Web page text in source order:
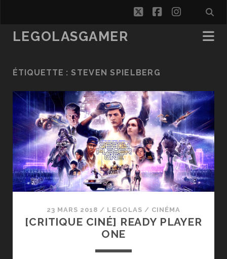
twitterfacebook
LEGOLASGAMER
ÉTIQUETTE :STEVEN SPIELBERG
23 MARS 2018 / LEGOLAS / CINÉMA
[CRITIQUE CINÉ] READY PLAYER
ONE